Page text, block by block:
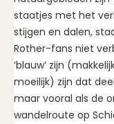
staatjes met het
stijgen en dalen,
Rother-fans niet
‘blauw’ zijn
moeilijk) zijn dat
maar vooral als de
wandelroute op